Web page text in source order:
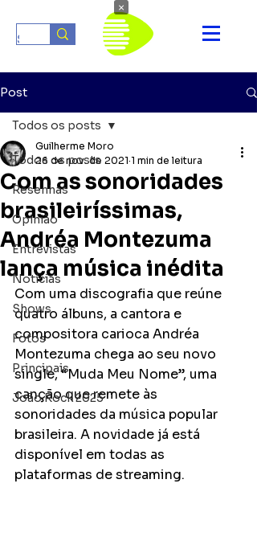
Post
Todos os posts
Resenhas
Opinião
Entrevistas
Notícias
Shows
Fotos
Principais
João Rock 2025
Todos os posts
Com as sonoridades
brasileiríssimas,
Andréa Montezuma
lança música inédita
Guilherme Moro
26 de nov. de 2021 1 min de leitura
Com uma discografia que reúne
quatro álbuns, a cantora e
compositora carioca Andréa
Montezuma chega ao seu novo
single, “Muda Meu Nome”, uma
canção que remete às
sonoridades da música popular
brasileira. A novidade já está
disponível em todas as
plataformas de streaming.
×